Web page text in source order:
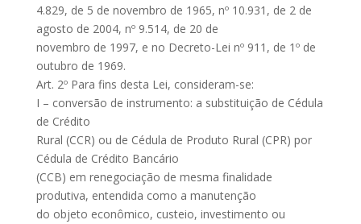
4.829, de 5 de novembro de 1965, nº 10.931, de 2 de
agosto de 2004, nº 9.514, de 20 de
novembro de 1997, e no Decreto-Lei nº 911, de 1º de
outubro de 1969.
Art. 2º Para fins desta Lei, consideram-se:
I – conversão de instrumento: a substituição de Cédula
de Crédito
Rural (CCR) ou de Cédula de Produto Rural (CPR) por
Cédula de Crédito Bancário
(CCB) em renegociação de mesma finalidade
produtiva, entendida como a manutenção
do objeto econômico, custeio, investimento ou